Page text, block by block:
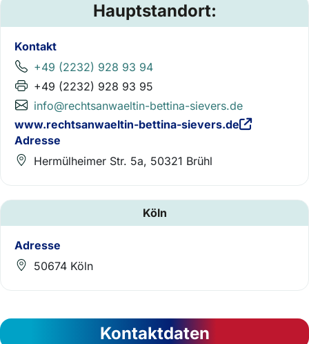
Hauptstandort:
Kontakt
+49 (2232) 928 93 94
+49 (2232) 928 93 95
info@rechtsanwaeltin-bettina-sievers.de
www.rechtsanwaeltin-bettina-sievers.de
Adresse
Hermülheimer Str. 5a, 50321 Brühl
Köln
Adresse
50674 Köln
Kontaktdaten